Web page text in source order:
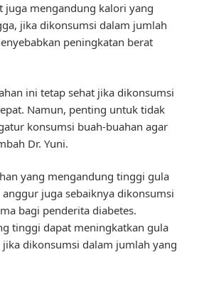
juga mengandung kalori yang
jika dikonsumsi dalam jumlah
peningkatan berat
ini tetap sehat jika dikonsumsi
Namun, penting untuk tidak
konsumsi buah-buahan agar
Dr. Yuni.
yang mengandung tinggi gula
juga sebaiknya dikonsumsi
bagi penderita diabetes.
tinggi dapat meningkatkan gula
jika dikonsumsi dalam jumlah yang